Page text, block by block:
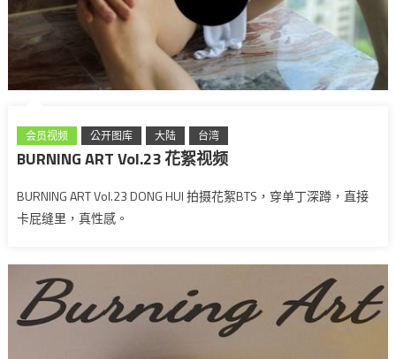
会员视频 公开图库 大陆 台湾
BURNING ART Vol.23 花絮视频
BURNING ART Vol.23 DONG HUI 拍摄花絮BTS，穿单丁深蹲，直接
卡屁缝里，真性感。